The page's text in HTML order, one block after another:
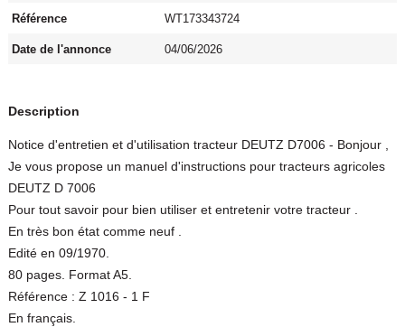
Référence WT173343724
Date de l'annonce 04/06/2026
Description
Notice d'entretien et d'utilisation tracteur DEUTZ D7006 - Bonjour ,
Je vous propose un manuel d'instructions pour tracteurs agricoles
DEUTZ D 7006
Pour tout savoir pour bien utiliser et entretenir votre tracteur .
En très bon état comme neuf .
Edité en 09/1970.
80 pages. Format A5.
Référence : Z 1016 - 1 F
En français.